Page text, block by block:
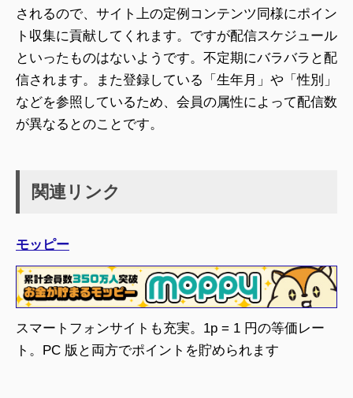
されるので、サイト上の定例コンテンツ同様にポイン
ト収集に貢献してくれます。ですが配信スケジュール
といったものはないようです。不定期にバラバラと配
信されます。また登録している「生年月」や「性別」
などを参照しているため、会員の属性によって配信数
が異なるとのことです。
関連リンク
モッピー
スマートフォンサイトも充実。1p = 1 円の等価レー
ト。PC 版と両方でポイントを貯められます